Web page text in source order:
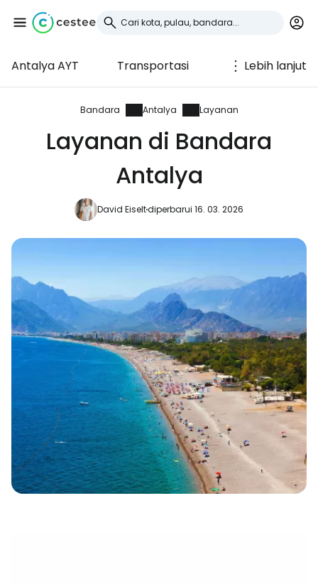
Antalya AYT Transportasi Lebih lanjut
Bandara Antalya Layanan
Layanan di Bandara
Antalya
David Eiseltdiperbarui 16. 03. 2026
Masuk ke Cestee
... komunitas perjalanan di seluruh dunia
Lanjutkan dengan Facebook